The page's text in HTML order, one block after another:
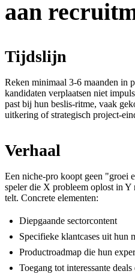
aan
Tijdslijn
Reken minimaal 3-6 maanden in
kandidaten verplaatsen niet
past bij hun beslis-ritme, vaak
uitkering of strategisch project-
Verhaal
Een niche-pro koopt geen
speler die X probleem oplost in
telt. Concrete elementen:
Diepgaande sectorcontent
Specifieke klantcases uit hun
Productroadmap die hun
Toegang tot interessante deals